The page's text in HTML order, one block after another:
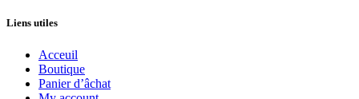
Liens utiles
Acceuil
Boutique
Panier d’âchat